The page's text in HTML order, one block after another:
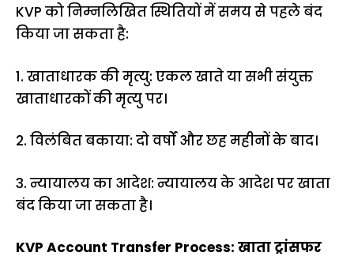
KVP को निम्नलिखित स्थितियों में समय से पहले बंद
किया जा सकता है:
1. खाताधारक की मृत्यु: एकल खाते या सभी संयुक्त
खाताधारकों की मृत्यु पर।
2. विलंबित बकाया: दो वर्षों और छह महीनों के बाद।
3. न्यायालय का आदेश: न्यायालय के आदेश पर खाता
बंद किया जा सकता है।
KVP Account Transfer Process: खाता ट्रांसफर